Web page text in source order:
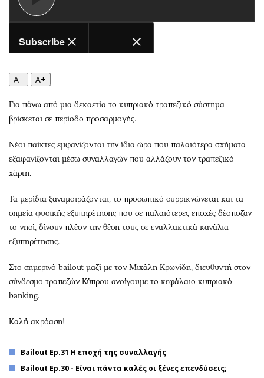
Χειρόγραφα
A− A+
Για πάνω από μια δεκαετία το κυπριακό τραπεζικό σύστημα
βρίσκεται σε περίοδο προσαρμογής.
Νέοι παίκτες εμφανίζονται την ίδια ώρα που παλαιότερα σχήματα
εξαφανίζονται μέσω συναλλαγών που αλλάζουν τον τραπεζικό
χάρτη.
Τα μερίδια ξαναμοιράζονται, το προσωπικό συρρικνώνεται και τα
σημεία φυσικής εξυπηρέτησης που σε παλαιότερες εποχές δέσποζαν
το νησί, δίνουν πλέον την θέση τους σε εναλλακτικά κανάλια
εξυπηρέτησης.
Στο σημερινό bailout μαζί με τον Μιχάλη Κρωνίδη, διευθυντή στον
σύνδεσμο τραπεζών Κύπρου ανοίγουμε το κεφάλαιο κυπριακό
banking.
Καλή ακρόαση!
Bailout Ep.31 Η εποχή της συναλλαγής
Bailout Ep.30 - Είναι πάντα καλές οι ξένες επενδύσεις;